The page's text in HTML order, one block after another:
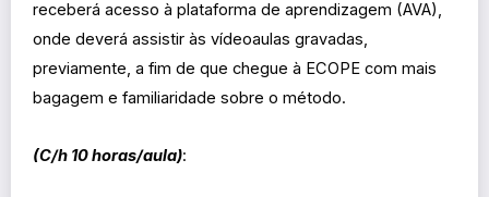
receberá acesso à plataforma de aprendizagem (AVA),
onde deverá assistir às vídeoaulas gravadas,
previamente, a fim de que chegue à ECOPE com mais
bagagem e familiaridade sobre o método.
(C/h 10 horas/aula):